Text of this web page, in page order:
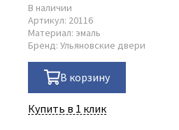
В наличии
Артикул: 20116
Материал: эмаль
Бренд: Ульяновские двери
В корзину
Купить в 1 клик